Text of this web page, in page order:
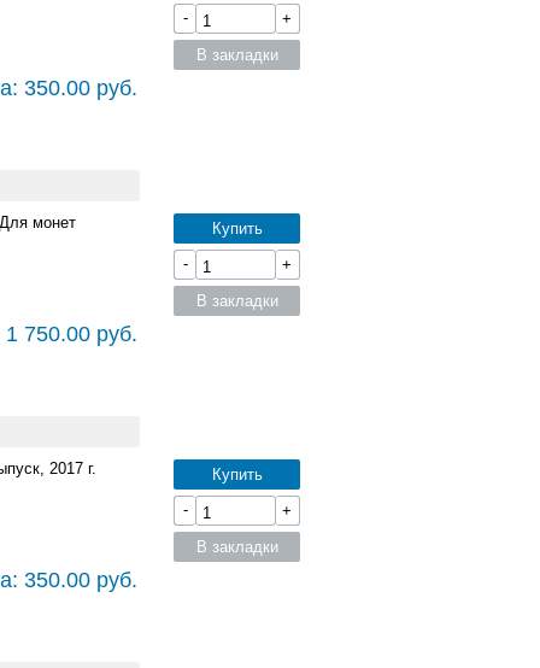
350.00 руб.
-
+
В закладки
монет
750.00 руб.
Купить
-
+
В закладки
2017 г.
350.00 руб.
Купить
-
+
В закладки